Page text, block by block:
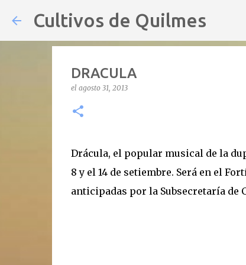
Cultivos de Quilmes
DRACULA
el agosto 31, 2013
Drácula, el popular musical de la
8 y el 14 de setiembre. Será en el
anticipadas por la Subsecretaría de